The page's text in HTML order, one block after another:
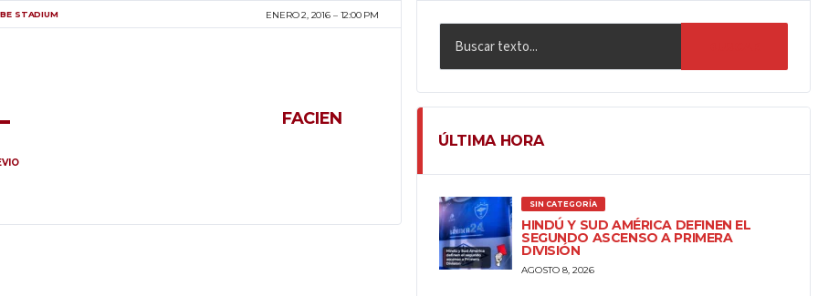
STADIUM ENERO 2, 2016 12:00 PM
FACIEN
ÚLTIMA HORA
SIN CATEGORÍA
HINDÚ Y SUD AMÉRICA DEFINEN EL
SEGUNDO ASCENSO A PRIMERA
DIVISIÓN
AGOSTO 8, 2026